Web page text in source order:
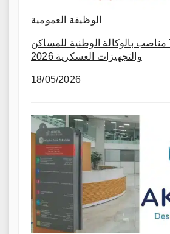
الوظيفة العمومية
مباراة توظيف 7 مناصب بالوكالة الوطنية للمساكن
والتجهيزات العسكرية 2026
18/05/2026